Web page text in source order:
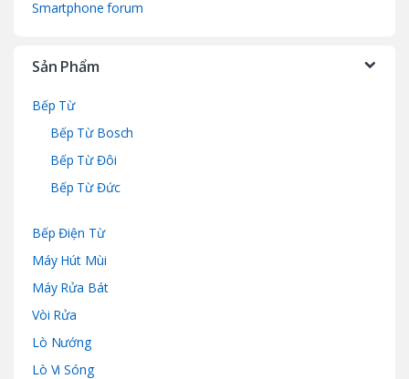
Smartphone forum
Sản Phẩm
Bếp Từ
Bếp Từ Bosch
Bếp Từ Đôi
Bếp Từ Đức
Bếp Điện Từ
Máy Hút Mùi
Máy Rửa Bát
Vòi Rửa
Lò Nướng
Lò Vi Sóng